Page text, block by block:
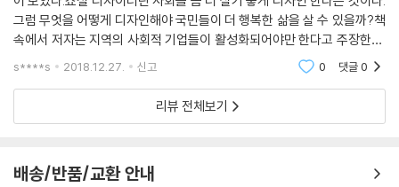
민들의 목소리, 지역 풀뿌리 단체들의 이야기를 듣는 것이 얼마나 중요한
지 잘 알 수 있다. 듣는 것의
위대한 힘인 것이다. 어느 나라든 경찰을 비롯한 공공 기관의 조직 문화는
고루하고 관료적이다. 그런데 이런 문화를 바꾸고 시민들의 목소리를 듣는
다는 것은 조직을 혁신하고 서비스의 질을 높이는 데 결정적인 역할을 한
다.---p.324
비영리 단체의 최대 약점이 회계와 재정 분야다. 망고는 이런 약점을 보완
《올리버는 어떻게 세상을 요리할까?》는 사회혁신의 에너지가 활발하게
흐르고 있는 영국의 이야기를 들려주면서, 한국의 시민사회와 사회적 기
업, 지역 사회 활동을 고민하는 사람들에게 유익한 생각거리를 던져준다.
무엇보다 저자가 강조하는 점은 정부, 재단, 시민사회 등 각 영역이 따로 놀
지 않고 유기적으로 맞물려 돌아갈 때 사회혁신의 원동력이 만들어진다는
것이다. 정부와 재단이 밀어주고 시민사회와 단체들이 당겨줄 때, 어느 하
개인들의 상상력을 자유롭게 펼칠 수 있는 놀이터가 만들어질 수 있다. 영
그럼 무엇을 어떻게 디자인해야 국민들이 더 행복한 삶을 살 수 있을까?책
속에서 저자는 지역의 사회적 기업들이 활성화되어야만 한다고 주장한다.
최근의 경제흐름을 보자면, 우리나라는 국가 차원에서 복지예산을 줄이려
s****s 2018.12.27. 신고 0 댓글0
리뷰 전체보기
배송/반품/교환 안내